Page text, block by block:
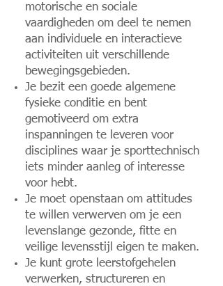
motorische en sociale
vaardigheden om deel te nemen
aan individuele en interactieve
activiteiten uit verschillende
bewegingsgebieden.
Je bezit een goede algemene
fysieke conditie en bent
gemotiveerd om extra
inspanningen te leveren voor
disciplines waar je sporttechnisch
iets minder aanleg of interesse
voor hebt.
Je moet openstaan om attitudes
te willen verwerven om je een
levenslange gezonde, fitte en
veilige levensstijl eigen te maken.
Je kunt grote leerstofgehelen
verwerken, structureren en